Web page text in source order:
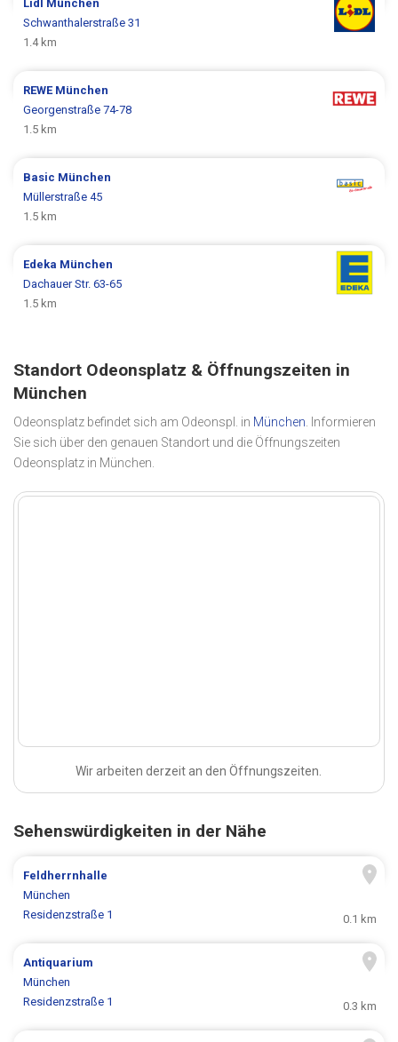
Lidl
München
Schwanthalerstraße 31
1.4 km
REWE München
Georgenstraße 74-78
1.5 km
Basic München
Müllerstraße 45
1.5 km
Edeka München
Dachauer Str. 63-65
1.5 km
Standort Odeonsplatz & Öffnungszeiten in
München
Odeonsplatz befindet sich am Odeonspl. in München. Informieren
Sie sich über den genauen Standort und die Öffnungszeiten
Odeonsplatz in München.
Wir arbeiten derzeit an den Öffnungszeiten.
Sehenswürdigkeiten in der Nähe
Feldherrnhalle
München
Residenzstraße 1
0.1 km
Antiquarium
München
Residenzstraße 1
0.3 km